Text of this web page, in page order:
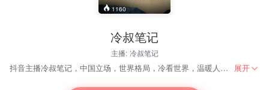
1160
冷叔笔记
主播: 冷叔笔记
抖音主播冷叔笔记，中国立场，世界格局，冷看世界，温暖人间。 展开